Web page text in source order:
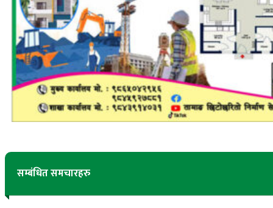
सम्बंधित समचारहरु